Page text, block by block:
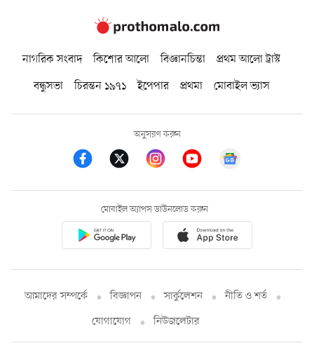
নাগরিক সংবাদ কিশোর আলো বিজ্ঞানচিন্তা
প্রথম আলো ট্রাস্ট
বন্ধুসভা
চিরন্তন ১৯৭১ ইপেপার প্রথমা মোবাইল ভ্যাস
অনুসরণ করুন
মোবাইল অ্যাপস ডাউনলোড করুন
আমাদের সম্পর্কে বিজ্ঞাপন সার্কুলেশন
নীতি ও শর্ত
যোগাযোগ
নিউজলেটার